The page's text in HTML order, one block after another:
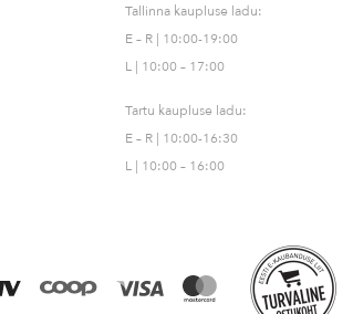
Tallinna kaupluse ladu:
E – R | 10:00-19:00
L | 10:00 – 17:00
Tartu kaupluse ladu:
E – R | 10:00-16:30
L | 10:00 – 16:00